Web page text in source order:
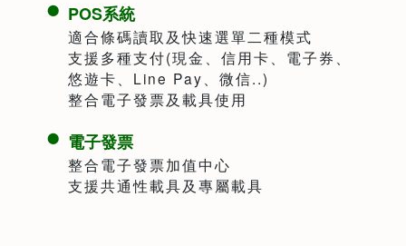
POS系統
適合條碼讀取及快速選單二種模式
支援多種支付(現金、信用卡、電子券、
悠遊卡、Line Pay、微信..)
整合電子發票及載具使用
電子發票
整合電子發票加值中心
支援共通性載具及專屬載具